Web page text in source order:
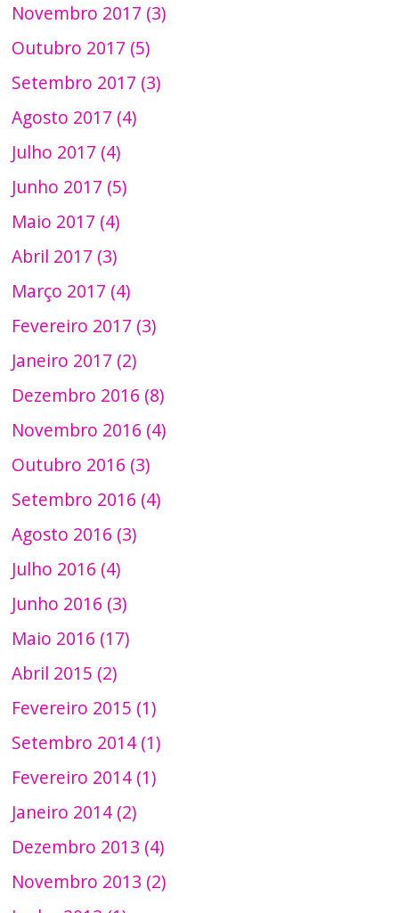
Novembro 2017 (3)
Outubro 2017 (5)
Setembro 2017 (3)
Agosto 2017 (4)
Julho 2017 (4)
Junho 2017 (5)
Maio 2017 (4)
Abril 2017 (3)
Março 2017 (4)
Fevereiro 2017 (3)
Janeiro 2017 (2)
Dezembro 2016 (8)
Novembro 2016 (4)
Outubro 2016 (3)
Setembro 2016 (4)
Agosto 2016 (3)
Julho 2016 (4)
Junho 2016 (3)
Maio 2016 (17)
Abril 2015 (2)
Fevereiro 2015 (1)
Setembro 2014 (1)
Fevereiro 2014 (1)
Janeiro 2014 (2)
Dezembro 2013 (4)
Novembro 2013 (2)